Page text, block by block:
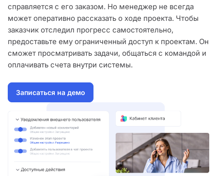
справляется с его заказом. Но менеджер не всегда
может оперативно рассказать о ходе проекта. Чтобы
заказчик отследил прогресс самостоятельно,
предоставьте ему ограниченный доступ к проектам. Он
сможет просматривать задачи, общаться с командой и
оплачивать счета внутри системы.
Записаться на демо